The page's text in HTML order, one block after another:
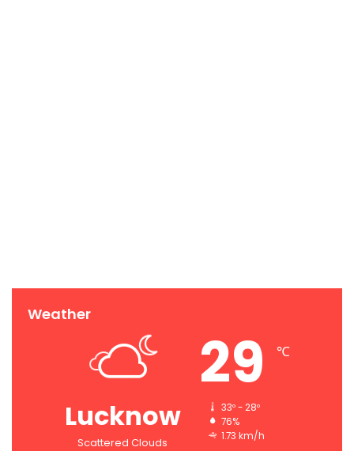
Weather
Lucknow
Scattered Clouds
29 ℃
33º - 28º
76%
1.73 km/h